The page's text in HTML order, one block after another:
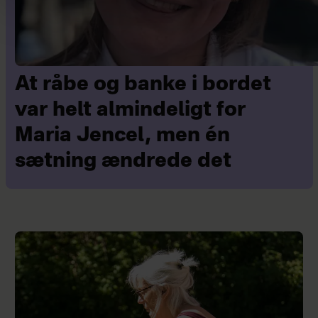
At råbe og banke i bordet
var helt almindeligt for
Maria Jencel, men én
sætning ændrede det